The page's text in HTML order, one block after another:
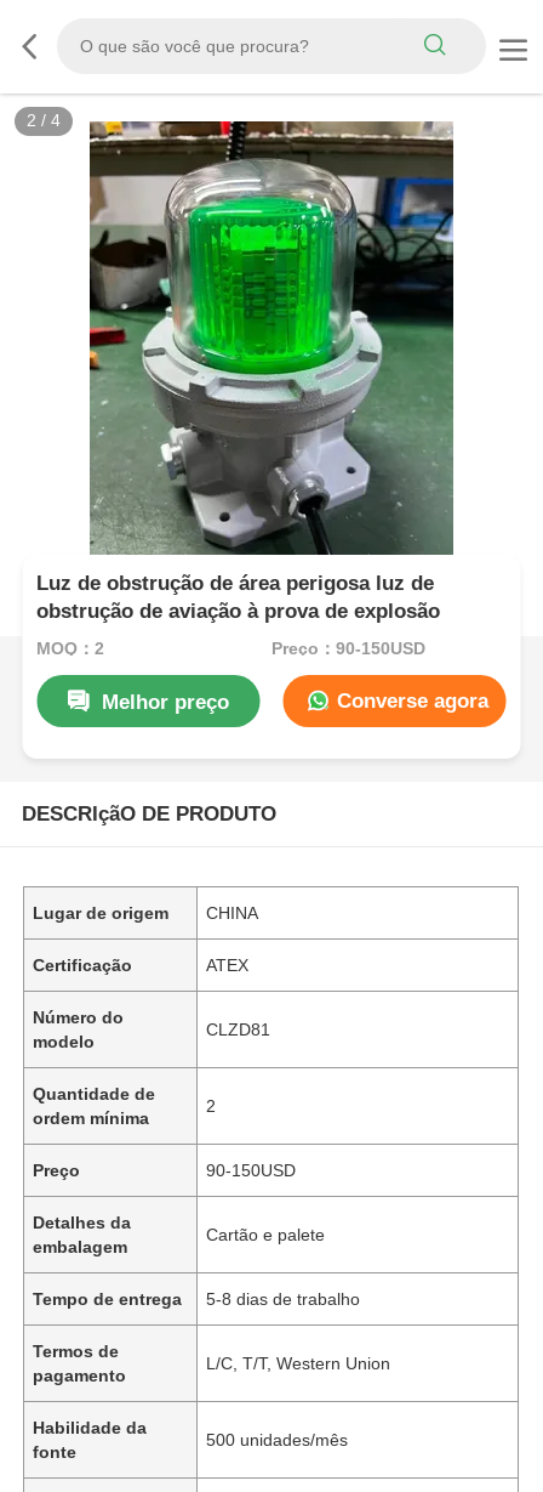
2 / 4
Luz de obstrução de área perigosa luz de
obstrução de aviação à prova de explosão
MOQ：2 Preço：90-150USD
Melhor preço Converse agora
DESCRIçãO DE PRODUTO
Lugar de origem CHINA
Certificação ATEX
Número do
modelo
CLZD81
Quantidade de
ordem mínima
2
Preço 90-150USD
Detalhes da
embalagem
Cartão e palete
Tempo de entrega 5-8 dias de trabalho
Termos de
pagamento
L/C, T/T, Western Union
Habilidade da
fonte
500 unidades/mês